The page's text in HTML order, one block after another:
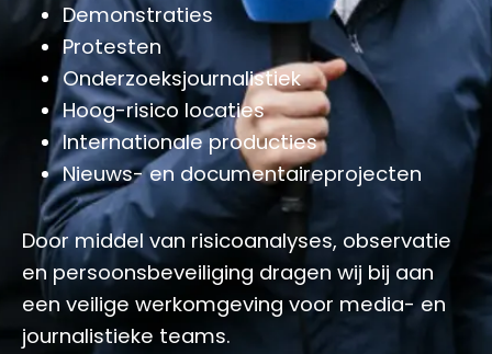
Demonstraties
Protesten
Onderzoeksjournalistiek
Hoog-risico locaties
Internationale producties
Nieuws- en documentaireprojecten
Door middel van risicoanalyses, observatie
en persoonsbeveiliging dragen wij bij aan
een veilige werkomgeving voor media- en
journalistieke teams.